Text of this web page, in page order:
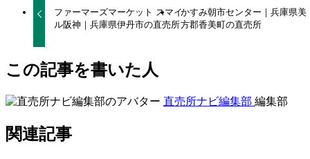
ファーマーズマーケット スマイ
ル阪神｜兵庫県伊丹市の直売所
かすみ朝市センター｜兵庫県美
方郡香美町の直売所
この記事を書いた人
直売所ナビ編集部 編集部
関連記事